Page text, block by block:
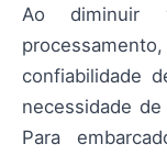
Ao diminuir
confiabilidade
necessidade
Para